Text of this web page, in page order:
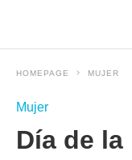
HOMEPAGE MUJER
Mujer
Día de